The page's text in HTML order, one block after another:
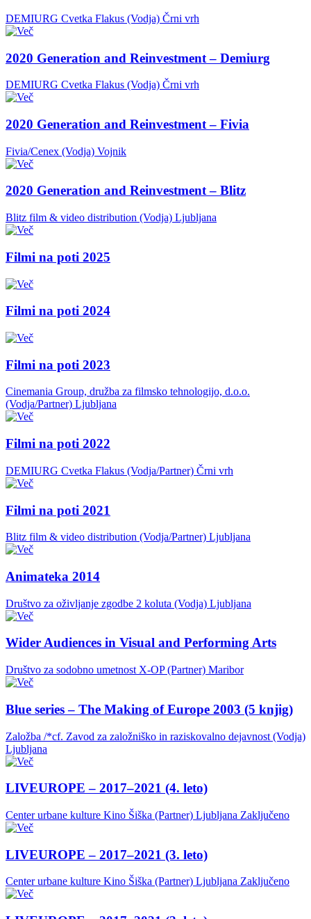
DEMIURG Cvetka Flakus (Vodja) Črni vrh
2020 Generation and Reinvestment – Demiurg
DEMIURG Cvetka Flakus (Vodja) Črni vrh
2020 Generation and Reinvestment – Fivia
Fivia/Cenex (Vodja) Vojnik
2020 Generation and Reinvestment – Blitz
Blitz film & video distribution (Vodja) Ljubljana
Filmi na poti 2025
Filmi na poti 2024
Filmi na poti 2023
Cinemania Group, družba za filmsko tehnologijo, d.o.o.
(Vodja/Partner) Ljubljana
Filmi na poti 2022
DEMIURG Cvetka Flakus (Vodja/Partner) Črni vrh
Filmi na poti 2021
Blitz film & video distribution (Vodja/Partner) Ljubljana
Animateka 2014
Društvo za oživljanje zgodbe 2 koluta (Vodja) Ljubljana
Wider Audiences in Visual and Performing Arts
Društvo za sodobno umetnost X-OP (Partner) Maribor
Blue series – The Making of Europe 2003 (5 knjig)
Založba /*cf. Zavod za založniško in raziskovalno dejavnost (Vodja)
Ljubljana
LIVEUROPE – 2017–2021 (4. leto)
Center urbane kulture Kino Šiška (Partner) Ljubljana Zaključeno
LIVEUROPE – 2017–2021 (3. leto)
Center urbane kulture Kino Šiška (Partner) Ljubljana Zaključeno